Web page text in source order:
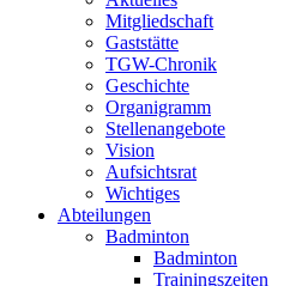
Mitgliedschaft
Gaststätte
TGW-Chronik
Geschichte
Organigramm
Stellenangebote
Vision
Aufsichtsrat
Wichtiges
Abteilungen
Badminton
Badminton
Trainingszeiten